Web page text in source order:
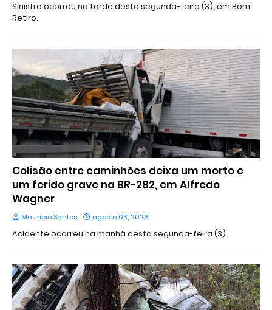
Sinistro ocorreu na tarde desta segunda-feira (3), em Bom
Retiro.
Colisão entre caminhões deixa um morto e
um ferido grave na BR-282, em Alfredo
Wagner
Maurício Santos agosto 03, 2026
Acidente ocorreu na manhã desta segunda-feira (3).